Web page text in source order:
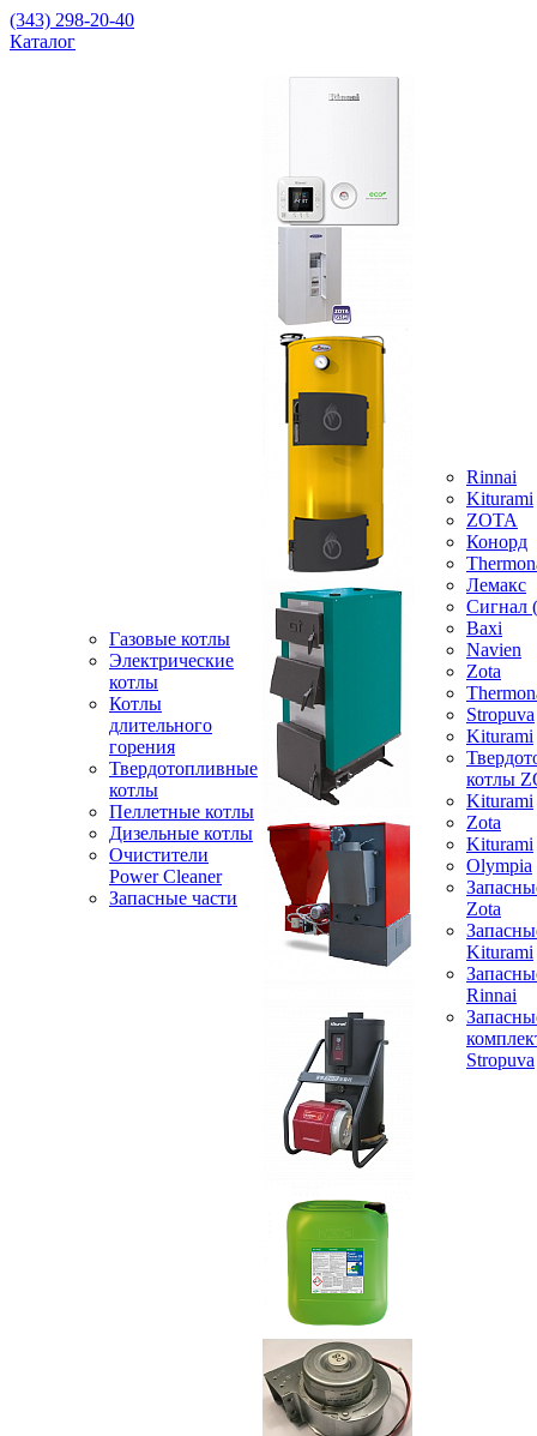
(343) 298-20-40
Каталог
Газовые котлы
Электрические
котлы
Котлы
длительного
горения
Твердотопливные
котлы
Пеллетные котлы
Дизельные котлы
Очистители
Power Cleaner
Запасные части
Rinnai
Kiturami
ZOTA
Конорд
Лемакс
Baxi
Navien
Zota
Stropuva
Kiturami
котлы
Kiturami
Zota
Kiturami
Olympia
Zota
Kiturami
Rinnai
Stropuva